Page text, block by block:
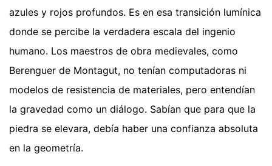
azules y rojos profundos. Es en esa transición lumínica
donde se percibe la verdadera escala del ingenio
humano. Los maestros de obra medievales, como
Berenguer de Montagut, no tenían computadoras ni
modelos de resistencia de materiales, pero entendían
la gravedad como un diálogo. Sabían que para que la
piedra se elevara, debía haber una confianza absoluta
en la geometría.